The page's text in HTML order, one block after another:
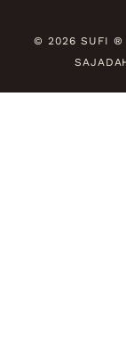
© 2026 SUFI ®